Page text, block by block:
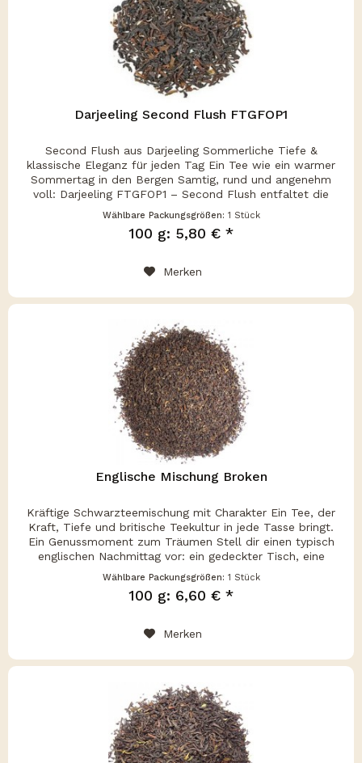
Darjeeling Second Flush FTGFOP1
Second Flush aus Darjeeling Sommerliche Tiefe &
klassische Eleganz für jeden Tag Ein Tee wie ein warmer
Sommertag in den Bergen Samtig, rund und angenehm
voll: Darjeeling FTGFOP1 – Second Flush entfaltet die
milde Fülle der Sommerernte...
Wählbare Packungsgrößen: 1 Stück
100 g: 5,80 € *
Merken
Englische Mischung Broken
Kräftige Schwarzteemischung mit Charakter Ein Tee, der
Kraft, Tiefe und britische Teekultur in jede Tasse bringt.
Ein Genussmoment zum Träumen Stell dir einen typisch
englischen Nachmittag vor: ein gedeckter Tisch, eine
dampfende Tasse...
Wählbare Packungsgrößen: 1 Stück
100 g: 6,60 € *
Merken